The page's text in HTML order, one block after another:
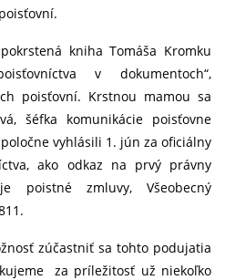
kniha Tomáša Kromku
v dokumentoch“,
poisťovní. Krstnou mamou sa
šéfka komunikácie poisťovne
vyhlásili 1. jún za oficiálny
ako odkaz na prvý právny
poistné zmluvy, Všeobecný
zúčastniť sa tohto podujatia
za príležitosť už niekoľko